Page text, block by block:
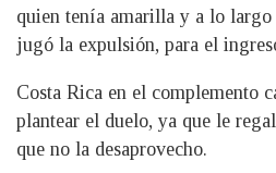
quien tenía amarilla y a lo
jugó la expulsión, para el
Costa Rica en el complemento
plantear el duelo, ya que le
que no la desaprovecho.